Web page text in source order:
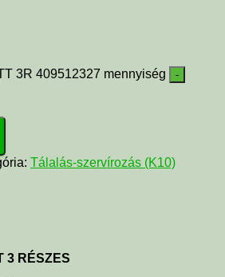
3R 409512327 mennyiség -
Tálalás-szervírozás (K10)
3 RÉSZES